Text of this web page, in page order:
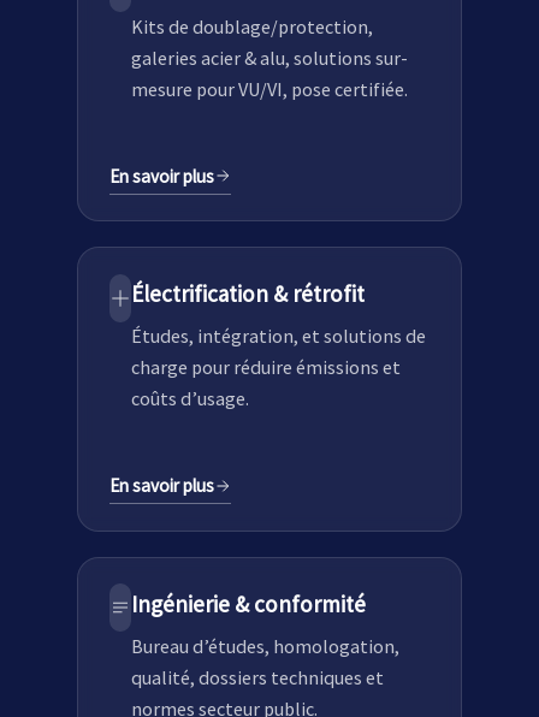
Kits de doublage/protection,
galeries acier & alu, solutions sur-
mesure pour VU/VI, pose certifiée.
En savoir plus
Électrification & rétrofit
Études, intégration, et solutions de
charge pour réduire émissions et
coûts d’usage.
En savoir plus
Ingénierie & conformité
Bureau d’études, homologation,
qualité, dossiers techniques et
normes secteur public.